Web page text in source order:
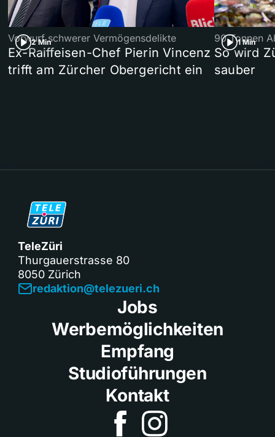
2 Min
Vorwurf schwerer Vermögensdelikte
Ex-Raiffeisen-Chef Pierin Vincenz
trifft am Zürcher Obergericht ein
1 Min
90 Tonnen
So wird
sauber
TeleZüri
Thurgauerstrasse 80
8050 Zürich
redaktion@telezueri.ch
Jobs
Werbemöglichkeiten
Empfang
Studioführungen
Kontakt